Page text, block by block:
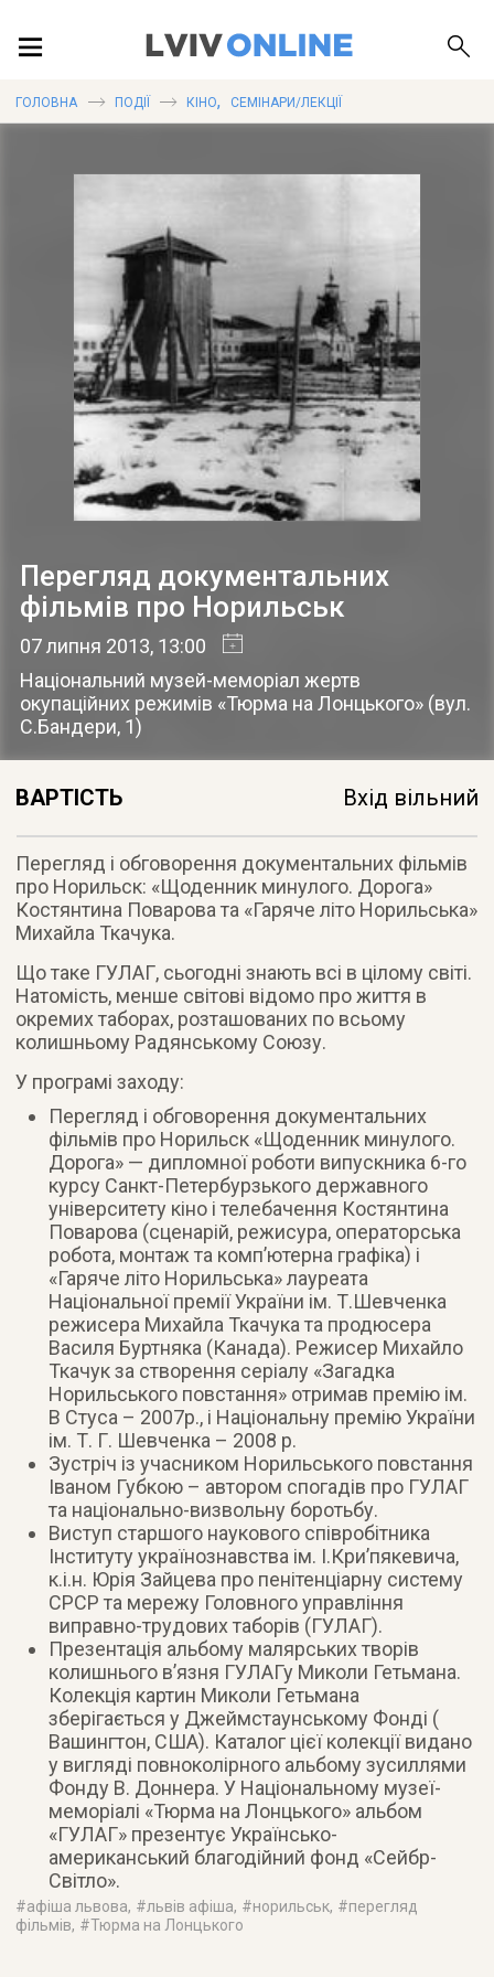
ПУБЛІКАЦІЇ
ДОВІДКА
ГОЛОВНА ПОДІЇ КІНО, СЕМІНАРИ/ЛЕКЦІЇ
Перегляд документальних
фільмів про Норильськ
07 липня 2013, 13:00
Національний музей-меморіал жертв
окупаційних режимів «Тюрма на Лонцького» (вул.
С.Бандери, 1)
ВАРТІСТЬ Вхід вільний
Перегляд і обговорення документальних фільмів
про Норильск: «Щоденник минулого. Дорога»
Костянтина Поварова та «Гаряче літо Норильська»
Михайла Ткачука.
Що таке ГУЛАГ, сьогодні знають всі в цілому світі.
Натомість, менше світові відомо про життя в
окремих таборах, розташованих по всьому
колишньому Радянському Союзу.
У програмі заходу:
Перегляд і обговорення документальних
фільмів про Норильск «Щоденник минулого.
Дорога» — дипломної роботи випускника 6-го
курсу Санкт-Петербурзького державного
університету кіно і телебачення Костянтина
Поварова (сценарій, режисура, операторська
робота, монтаж та комп’ютерна графіка) і
«Гаряче літо Норильська» лауреата
Національної премії України ім. Т.Шевченка
режисера Михайла Ткачука та продюсера
Василя Буртняка (Канада). Режисер Михайло
Ткачук за створення серіалу «Загадка
Норильського повстання» отримав премію ім.
В Стуса – 2007р., і Національну премію України
ім. Т. Г. Шевченка – 2008 р.
Зустріч із учасником Норильського повстання
Іваном Губкою – автором спогадів про ГУЛАГ
та національно-визвольну боротьбу.
Виступ старшого наукового співробітника
Інституту українознавства ім. І.Кри’пякевича,
к.і.н. Юрія Зайцева про пенітенціарну систему
СРСР та мережу Головного управління
виправно-трудових таборів (ГУЛАГ).
Презентація альбому малярських творів
колишнього в’язня ГУЛАГу Миколи Гетьмана.
Колекція картин Миколи Гетьмана
зберігається у Джеймстаунському Фонді (
Вашингтон, США). Каталог цієї колекції видано
у вигляді повноколірного альбому зусиллями
Фонду В. Доннера. У Національному музеї-
меморіалі «Тюрма на Лонцького» альбом
«ГУЛАГ» презентує Українсько-
американський благодійний фонд «Сейбр-
Світло».
#афіша львова, #львів афіша, #норильськ, #перегляд
фільмів, #Тюрма на Лонцького